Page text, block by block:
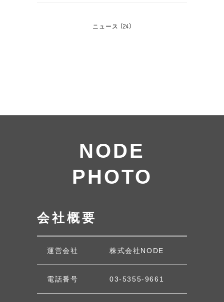
ニュース (24)
NODE
PHOTO
会社概要
運営会社 株式会社NODE
電話番号 03-5355-9661